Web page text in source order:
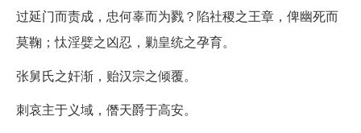
过延门而责成，忠何辜而为戮？陷社稷之王章，俾幽死而
莫鞠；忲淫嬖之凶忍，勦皇统之孕育。
张舅氏之奸渐，贻汉宗之倾覆。
刺哀主于义域，僭天爵于高安。